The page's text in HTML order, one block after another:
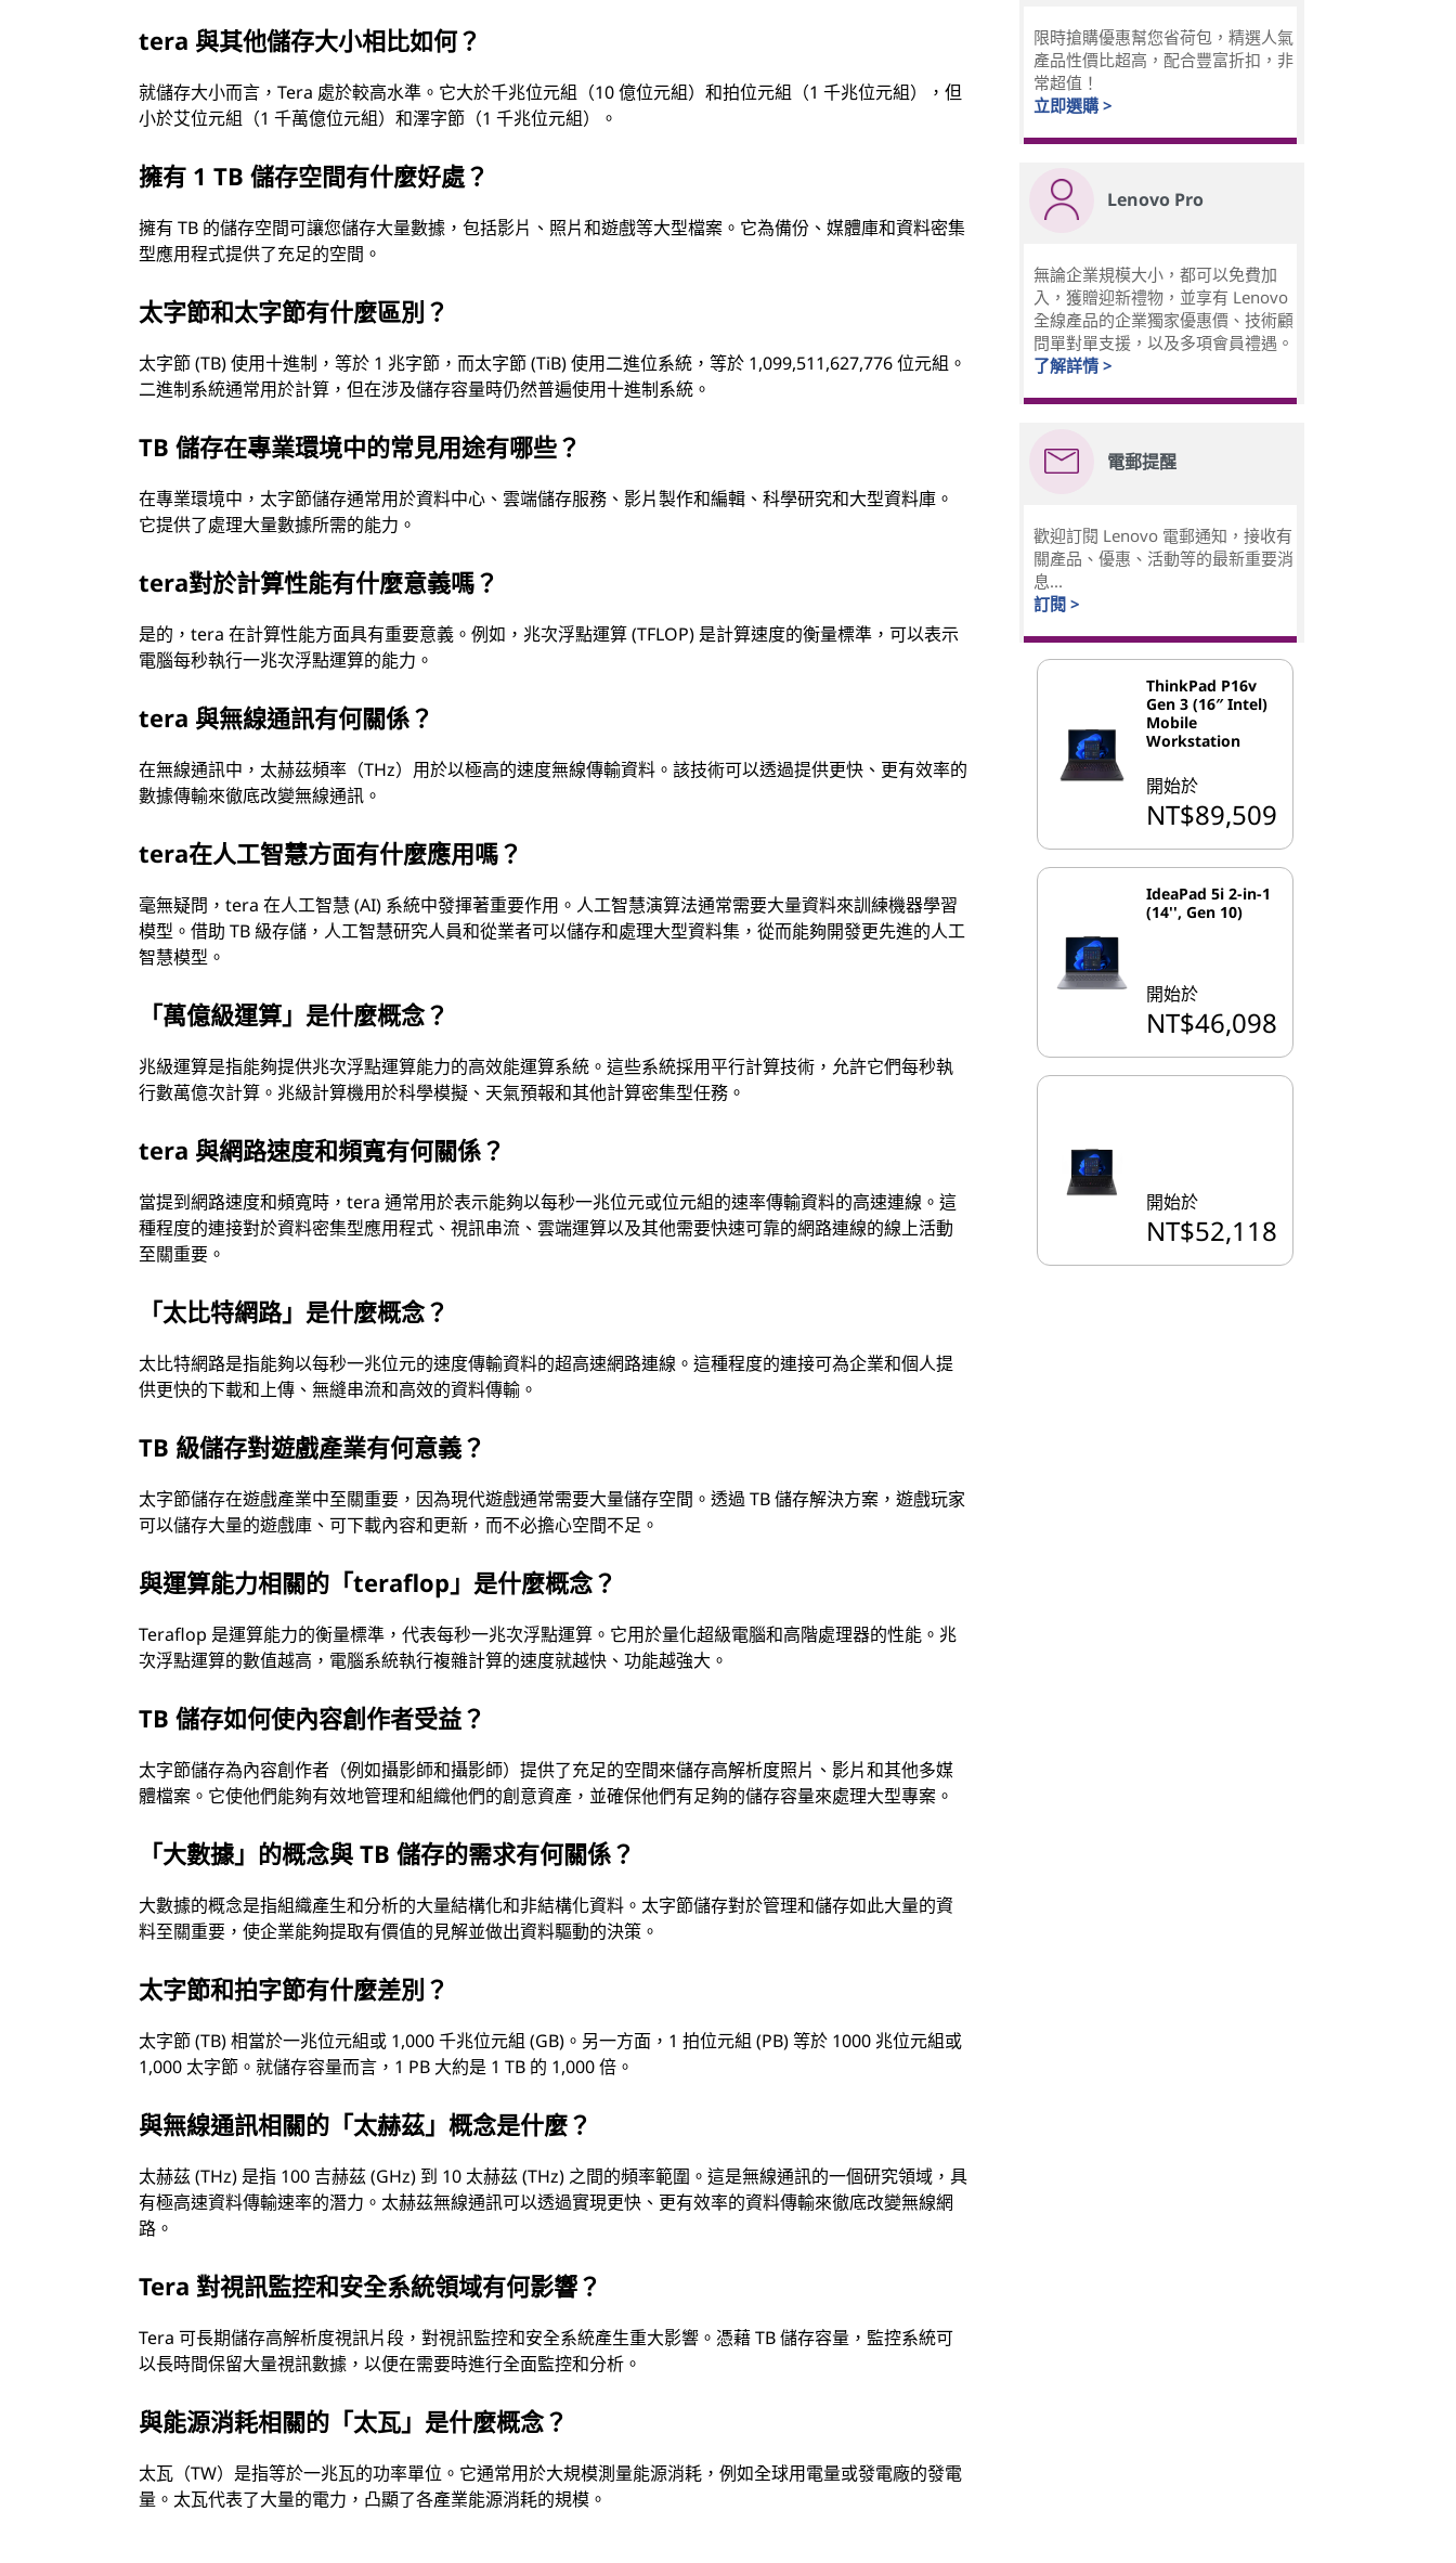
tera 與其他儲存大小相比如何？
就儲存大小而言，Tera 處於較高水準。它大於千兆位元組（10 億位元組）和拍位元組（1 千兆位元組），但
小於艾位元組（1 千萬億位元組）和澤字節（1 千兆位元組）。
擁有 1 TB 儲存空間有什麼好處？
擁有 TB 的儲存空間可讓您儲存大量數據，包括影片、照片和遊戲等大型檔案。它為備份、媒體庫和資料密集
型應用程式提供了充足的空間。
太字節和太字節有什麼區別？
太字節 (TB) 使用十進制，等於 1 兆字節，而太字節 (TiB) 使用二進位系統，等於 1,099,511,627,776 位元組。
二進制系統通常用於計算，但在涉及儲存容量時仍然普遍使用十進制系統。
TB 儲存在專業環境中的常見用途有哪些？
在專業環境中，太字節儲存通常用於資料中心、雲端儲存服務、影片製作和編輯、科學研究和大型資料庫。
它提供了處理大量數據所需的能力。
tera對於計算性能有什麼意義嗎？
是的，tera 在計算性能方面具有重要意義。例如，兆次浮點運算 (TFLOP) 是計算速度的衡量標準，可以表示
電腦每秒執行一兆次浮點運算的能力。
tera 與無線通訊有何關係？
在無線通訊中，太赫茲頻率（THz）用於以極高的速度無線傳輸資料。該技術可以透過提供更快、更有效率的
數據傳輸來徹底改變無線通訊。
tera在人工智慧方面有什麼應用嗎？
毫無疑問，tera 在人工智慧 (AI) 系統中發揮著重要作用。人工智慧演算法通常需要大量資料來訓練機器學習
模型。借助 TB 級存儲，人工智慧研究人員和從業者可以儲存和處理大型資料集，從而能夠開發更先進的人工
智慧模型。
「萬億級運算」是什麼概念？
兆級運算是指能夠提供兆次浮點運算能力的高效能運算系統。這些系統採用平行計算技術，允許它們每秒執
行數萬億次計算。兆級計算機用於科學模擬、天氣預報和其他計算密集型任務。
tera 與網路速度和頻寬有何關係？
當提到網路速度和頻寬時，tera 通常用於表示能夠以每秒一兆位元或位元組的速率傳輸資料的高速連線。這
種程度的連接對於資料密集型應用程式、視訊串流、雲端運算以及其他需要快速可靠的網路連線的線上活動
至關重要。
「太比特網路」是什麼概念？
太比特網路是指能夠以每秒一兆位元的速度傳輸資料的超高速網路連線。這種程度的連接可為企業和個人提
供更快的下載和上傳、無縫串流和高效的資料傳輸。
TB 級儲存對遊戲產業有何意義？
太字節儲存在遊戲產業中至關重要，因為現代遊戲通常需要大量儲存空間。透過 TB 儲存解決方案，遊戲玩家
可以儲存大量的遊戲庫、可下載內容和更新，而不必擔心空間不足。
與運算能力相關的「teraflop」是什麼概念？
Teraflop 是運算能力的衡量標準，代表每秒一兆次浮點運算。它用於量化超級電腦和高階處理器的性能。兆
次浮點運算的數值越高，電腦系統執行複雜計算的速度就越快、功能越強大。
TB 儲存如何使內容創作者受益？
太字節儲存為內容創作者（例如攝影師和攝影師）提供了充足的空間來儲存高解析度照片、影片和其他多媒
體檔案。它使他們能夠有效地管理和組織他們的創意資產，並確保他們有足夠的儲存容量來處理大型專案。
「大數據」的概念與 TB 儲存的需求有何關係？
大數據的概念是指組織產生和分析的大量結構化和非結構化資料。太字節儲存對於管理和儲存如此大量的資
料至關重要，使企業能夠提取有價值的見解並做出資料驅動的決策。
太字節和拍字節有什麼差別？
太字節 (TB) 相當於一兆位元組或 1,000 千兆位元組 (GB)。另一方面，1 拍位元組 (PB) 等於 1000 兆位元組或
1,000 太字節。就儲存容量而言，1 PB 大約是 1 TB 的 1,000 倍。
與無線通訊相關的「太赫茲」概念是什麼？
太赫茲 (THz) 是指 100 吉赫茲 (GHz) 到 10 太赫茲 (THz) 之間的頻率範圍。這是無線通訊的一個研究領域，具
有極高速資料傳輸速率的潛力。太赫茲無線通訊可以透過實現更快、更有效率的資料傳輸來徹底改變無線網
路。
Tera 對視訊監控和安全系統領域有何影響？
Tera 可長期儲存高解析度視訊片段，對視訊監控和安全系統產生重大影響。憑藉 TB 儲存容量，監控系統可
以長時間保留大量視訊數據，以便在需要時進行全面監控和分析。
與能源消耗相關的「太瓦」是什麼概念？
太瓦（TW）是指等於一兆瓦的功率單位。它通常用於大規模測量能源消耗，例如全球用電量或發電廠的發電
量。太瓦代表了大量的電力，凸顯了各產業能源消耗的規模。
限時搶購優惠幫您省荷包，精選人氣
產品性價比超高，配合豐富折扣，非
常超值！
立即選購 >
Lenovo Pro
無論企業規模大小，都可以免費加
入，獲贈迎新禮物，並享有 Lenovo
全線產品的企業獨家優惠價、技術顧
問單對單支援，以及多項會員禮遇。
了解詳情 >
電郵提醒
歡迎訂閱 Lenovo 電郵通知，接收有
關產品、優惠、活動等的最新重要消
息...
訂閱 >
ThinkPad P16v
Gen 3 (16″ Intel)
Mobile
Workstation
開始於
NT$89,509
IdeaPad 5i 2-in-1
(14'', Gen 10)
開始於
NT$46,098
開始於
NT$52,118